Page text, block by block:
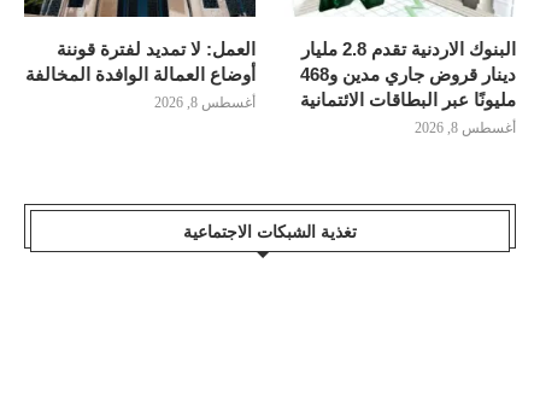
البنوك الاردنية تقدم 2.8 مليار
دينار قروض جاري مدين و468
مليونًا عبر البطاقات الائتمانية
أغسطس 8, 2026
العمل: لا تمديد لفترة قوننة
أوضاع العمالة الوافدة المخالفة
أغسطس 8, 2026
تغذية الشبكات الاجتماعية